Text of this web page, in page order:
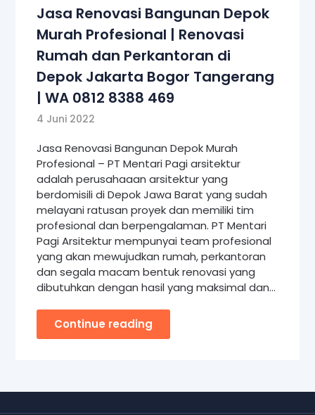
Jasa Renovasi Bangunan Depok
Murah Profesional | Renovasi
Rumah dan Perkantoran di
Depok Jakarta Bogor Tangerang
| WA 0812 8388 469
4 Juni 2022
Jasa Renovasi Bangunan Depok Murah
Profesional – PT Mentari Pagi arsitektur
adalah perusahaaan arsitektur yang
berdomisili di Depok Jawa Barat yang sudah
melayani ratusan proyek dan memiliki tim
profesional dan berpengalaman. PT Mentari
Pagi Arsitektur mempunyai team profesional
yang akan mewujudkan rumah, perkantoran
dan segala macam bentuk renovasi yang
dibutuhkan dengan hasil yang maksimal dan…
Continue reading